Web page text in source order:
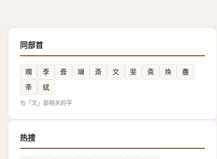
同部首
斕 斈 斊 斓 斎 文 斐 斋 㪱
斖
㪯
斌
与「文」部相关的字
热搜